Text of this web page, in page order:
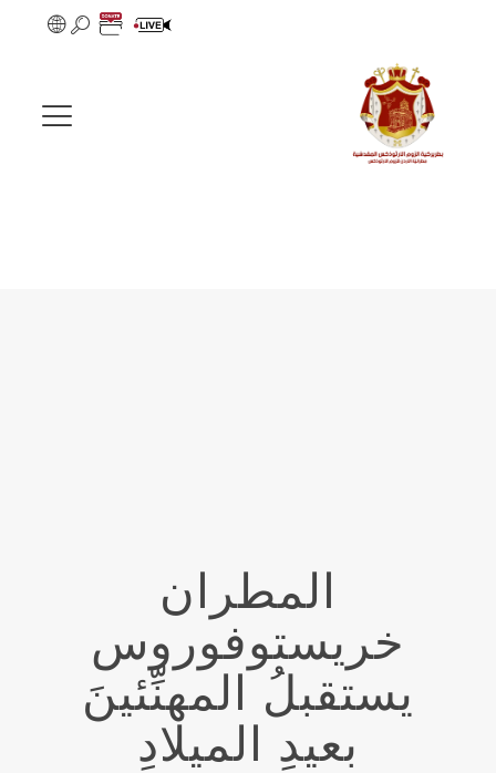
المطران
خريستوفوروس
يستقبلُ المهنِّئينَ
بعيدِ الميلادِ